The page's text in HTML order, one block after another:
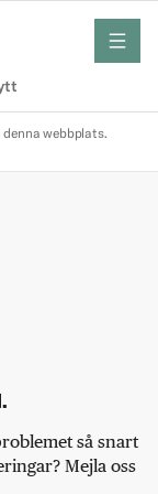
meny
webbplats.
så snart
Mejla oss